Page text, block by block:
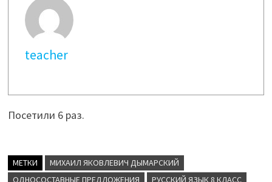
teacher
Посетили 6 раз.
МЕТКИ
МИХАИЛ ЯКОВЛЕВИЧ ДЫМАРСКИЙ
ОДНОСОСТАВНЫЕ ПРЕДЛОЖЕНИЯ
РУССКИЙ ЯЗЫК 8 КЛАСС